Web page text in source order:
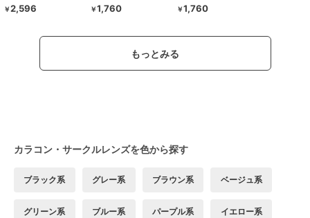
￥2,596 ￥1,760 ￥1,760
もっとみる
カラコン・サークルレンズを色から探す
ブラック系 グレー系 ブラウン系 ベージュ系
グリーン系 ブルー系 パープル系 イエロー系